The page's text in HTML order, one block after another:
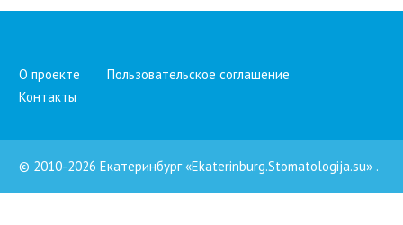
О проекте
Пользовательское соглашение
Контакты
© 2010-2026 Екатеринбург «Ekaterinburg.Stomatologija.su» .